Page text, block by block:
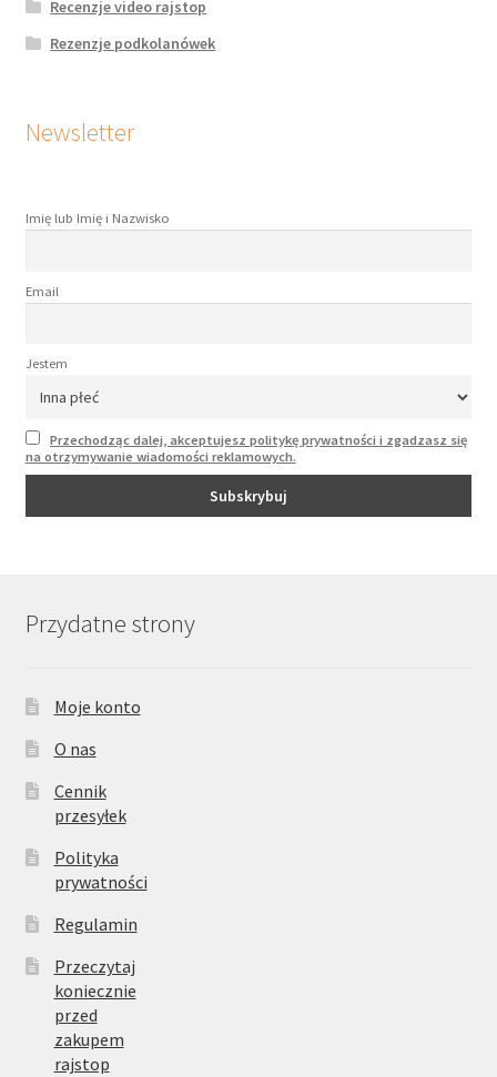
Recenzje video rajstop
Rezenzje podkolanówek
Newsletter
Imię lub Imię i Nazwisko
Email
Jestem
Przechodząc dalej, akceptujesz politykę prywatności i zgadzasz się
na otrzymywanie wiadomości reklamowych.
Przydatne strony
Moje konto
O nas
Cennik
przesyłek
Polityka
prywatności
Regulamin
Przeczytaj
koniecznie
przed
zakupem
rajstop